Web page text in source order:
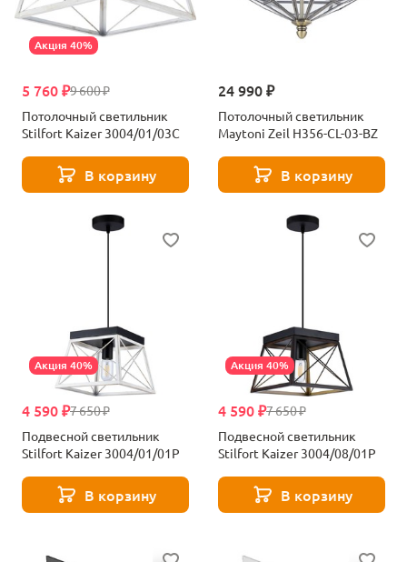
Акция 40%
9 600 ₽
5 760 ₽
Потолочный светильник
Stilfort Kaizer 3004/01/03C
В корзину
24 990 ₽
Потолочный светильник
Maytoni Zeil H356-CL-03-BZ
В корзину
Акция 40%
7 650 ₽
4 590 ₽
Подвесной светильник
Stilfort Kaizer 3004/01/01P
В корзину
Акция 40%
7 650 ₽
4 590 ₽
Подвесной светильник
Stilfort Kaizer 3004/08/01P
В корзину